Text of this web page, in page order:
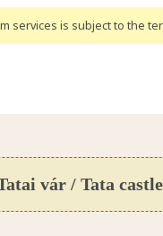
services is subject to the
vár / Tata castle